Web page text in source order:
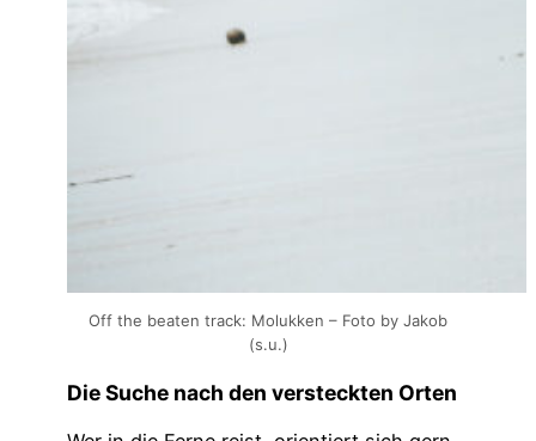
Off the beaten track: Molukken – Foto by Jakob
(s.u.)
Die Suche nach den versteckten Orten